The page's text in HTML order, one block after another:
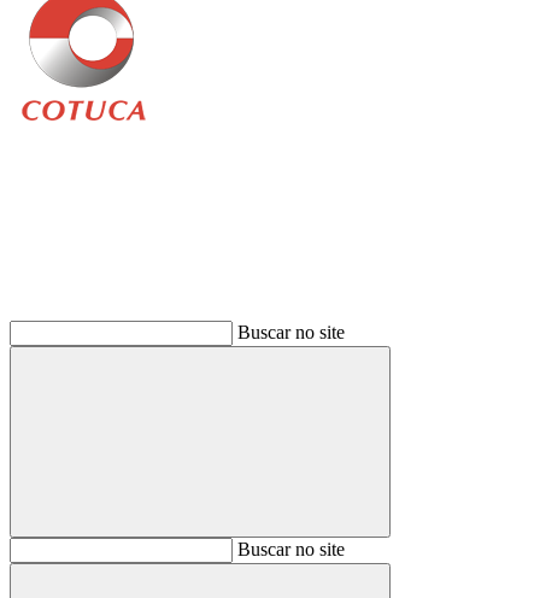
Buscar no site
BuscarBuscar no site